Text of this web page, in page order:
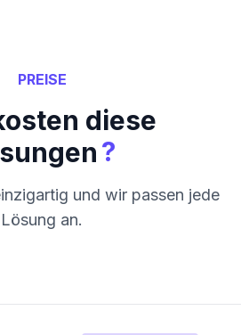
PREISE
diese
?
und wir passen jede
Lösung an.